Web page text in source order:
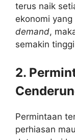
terus naik
ekonomi
demand,
semakin
2.
Permintaan
perhiasan